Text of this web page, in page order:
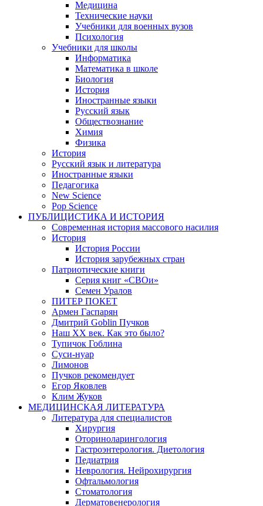
Медицина
Технические науки
Учебники для военных вузов
Психология
Учебники для школы
Информатика
Математика в школе
Биология
История
Иностранные языки
Русский язык
Обществознание
Химия
Физика
История
Русский язык и литература
Иностранные языки
Педагогика
New Science
Pop Science
ПУБЛИЦИСТИКА И ИСТОРИЯ
Современная история массового насилия
История
История России
История зарубежных стран
Патриотические книги
Серия книг «СВОи»
Семен Уралов
ПИТЕР ПОКЕТ
Армен Гаспарян
Дмитрий Goblin Пучков
Наш XX век. Как это было?
Тупичок Гоблина
Суси-нуар
Лимонов
Пучков рекомендует
Егор Яковлев
Клим Жуков
МЕДИЦИНСКАЯ ЛИТЕРАТУРА
Литература для специалистов
Хирургия
Оториноларингология
Гастроэнтерология. Диетология
Педиатрия
Неврология. Нейрохирургия
Офтальмология
Стоматология
Дерматовенерология